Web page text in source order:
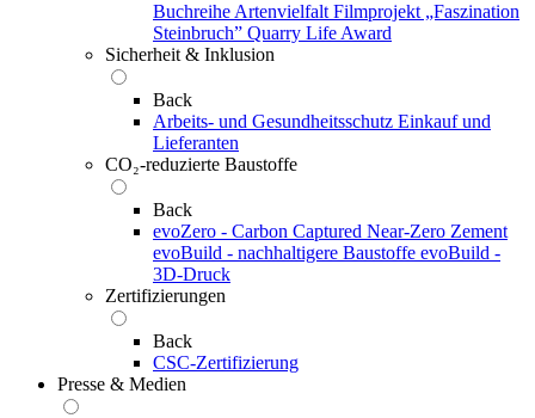
Buchreihe Artenvielfalt Filmprojekt „Faszination
Steinbruch” Quarry Life Award
Sicherheit & Inklusion
Back
Arbeits- und Gesundheitsschutz Einkauf und
Lieferanten
CO₂-reduzierte Baustoffe
Back
evoZero - Carbon Captured Near-Zero Zement
evoBuild - nachhaltigere Baustoffe evoBuild -
3D-Druck
Zertifizierungen
Back
CSC-Zertifizierung
Presse & Medien